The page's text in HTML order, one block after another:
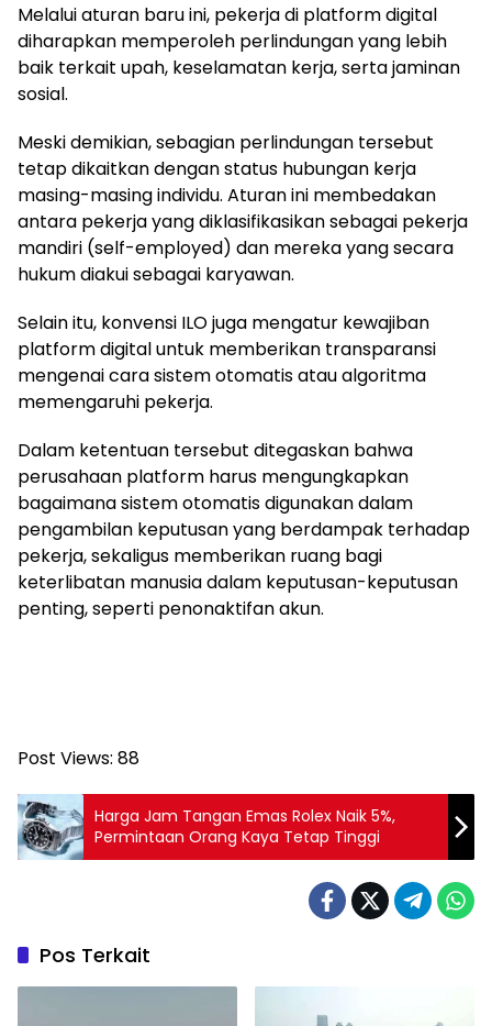
Melalui aturan baru ini, pekerja di platform digital
diharapkan memperoleh perlindungan yang lebih
baik terkait upah, keselamatan kerja, serta jaminan
sosial.
Meski demikian, sebagian perlindungan tersebut
tetap dikaitkan dengan status hubungan kerja
masing-masing individu. Aturan ini membedakan
antara pekerja yang diklasifikasikan sebagai pekerja
mandiri (self-employed) dan mereka yang secara
hukum diakui sebagai karyawan.
Selain itu, konvensi ILO juga mengatur kewajiban
platform digital untuk memberikan transparansi
mengenai cara sistem otomatis atau algoritma
memengaruhi pekerja.
Dalam ketentuan tersebut ditegaskan bahwa
perusahaan platform harus mengungkapkan
bagaimana sistem otomatis digunakan dalam
pengambilan keputusan yang berdampak terhadap
pekerja, sekaligus memberikan ruang bagi
keterlibatan manusia dalam keputusan-keputusan
penting, seperti penonaktifan akun.
Post Views: 88
Harga Jam Tangan Emas Rolex Naik 5%,
Permintaan Orang Kaya Tetap Tinggi
Pos Terkait